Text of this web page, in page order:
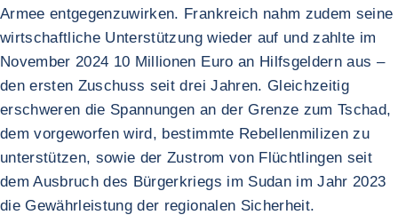
Armee entgegenzuwirken. Frankreich nahm zudem seine
wirtschaftliche Unterstützung wieder auf und zahlte im
November 2024 10 Millionen Euro an Hilfsgeldern aus –
den ersten Zuschuss seit drei Jahren. Gleichzeitig
erschweren die Spannungen an der Grenze zum Tschad,
dem vorgeworfen wird, bestimmte Rebellenmilizen zu
unterstützen, sowie der Zustrom von Flüchtlingen seit
dem Ausbruch des Bürgerkriegs im Sudan im Jahr 2023
die Gewährleistung der regionalen Sicherheit.